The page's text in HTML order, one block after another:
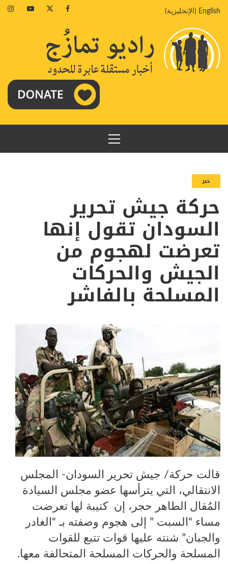
إلىEnglish
( الإنجليزية)
Facebook
Twitter
Youtube
القائمة
الرئيسية
خبر
حركة جيش تحرير
السودان تقول إنها
تعرضت لهجوم من
الجيش والحركات
المسلحة بالفاشر
قالت حركة/ جيش تحرير السودان- المجلس
الانتقالي، التي يترأسها عضو مجلس السيادة
المُقال الطاهر حجر، إن كتيبة لها تعرضت
مساء “السبت ” إلى هجوم وصفته بـ “الغادر
والجبان” شنته عليها قوات تتبع للقوات
المسلحة والحركات المسلحة المتحالفة معها.